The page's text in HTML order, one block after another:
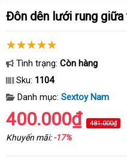
Đôn dên lưới rung
Tình trạng: Còn hàng
Sku: 1104
Danh mục: Sextoy Nam
400.000₫ 481.000₫
Khuyến mãi:-17%